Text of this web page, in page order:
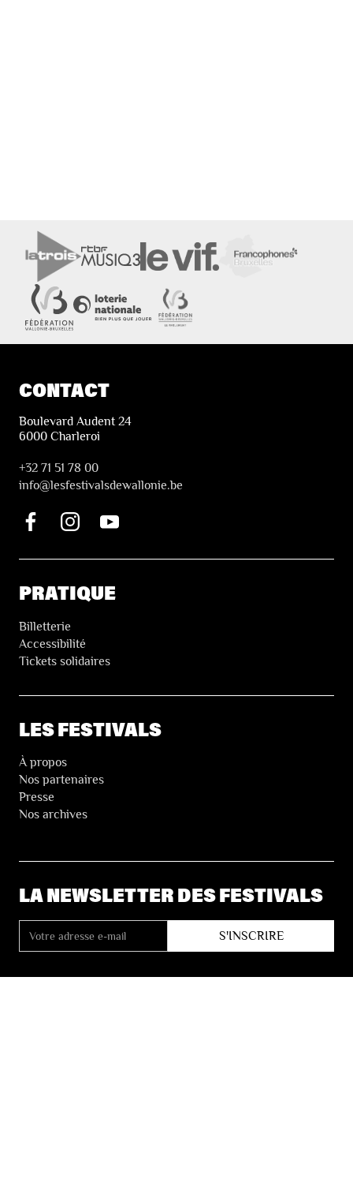
CONTACT
Boulevard Audent 24
6000 Charleroi
+32 71 51 78 00
info@lesfestivalsdewallonie.be
PRATIQUE
Billetterie
Accessibilité
Tickets solidaires
LES FESTIVALS
À propos
Nos partenaires
Presse
Nos archives
LA NEWSLETTER DES FESTIVALS